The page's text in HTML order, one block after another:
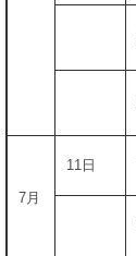
7月
11日